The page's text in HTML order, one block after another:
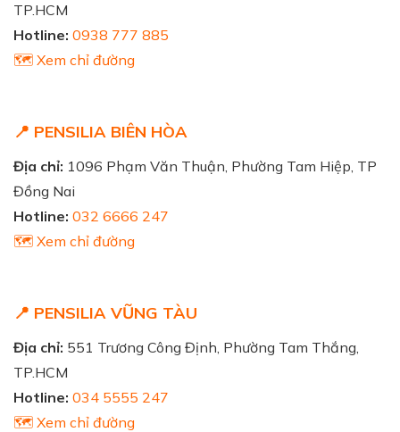
TP.HCM
Hotline: 0938 777 885
🗺️ Xem chỉ đường
📍 PENSILIA BIÊN HÒA
Địa chỉ: 1096 Phạm Văn Thuận, Phường Tam Hiệp, TP
Đồng Nai
Hotline: 032 6666 247
🗺️ Xem chỉ đường
📍 PENSILIA VŨNG TÀU
Địa chỉ: 551 Trương Công Định, Phường Tam Thắng,
TP.HCM
Hotline: 034 5555 247
🗺️ Xem chỉ đường